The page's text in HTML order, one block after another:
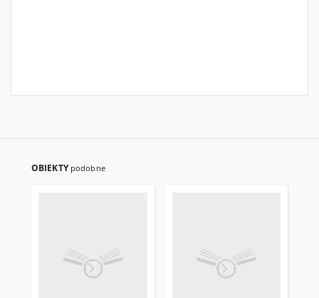
OBIEKTY podobne